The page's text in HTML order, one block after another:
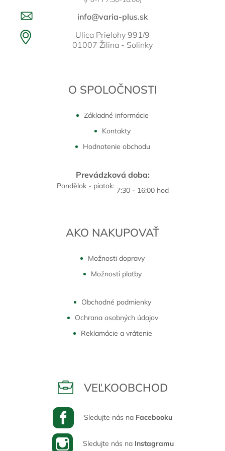
info@varia-plus.sk
Ulica Prielohy 991/9
01007 Žilina - Solinky
O SPOLOČNOSTI
Základné informácie
Kontakty
Hodnotenie obchodu
Prevádzková doba:
Pondělok - piatok: 7:30 - 16:00 hod
AKO NAKUPOVAŤ
Možnosti dopravy
Možnosti platby
Obchodné podmienky
Ochrana osobných údajov
Reklamácie a vrátenie
VEĽKOOBCHOD
Sledujte nás na Facebooku
Sledujte nás na Instagramu